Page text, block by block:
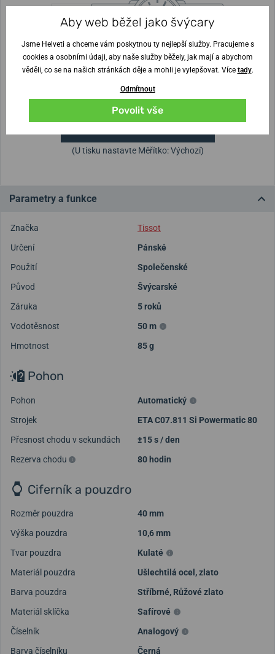
Šířka řemínku
20 mm
Výška pouzdra
10,6 mm
Průměr pouzdra
40 mm
Nejste si jisti velikostí?
Vytisknout vzory velikostí
(U tisku nastavte Měřítko: Výchozí)
Parametry a funkce
Značka
Tissot
Určení
Pánské
Použití
Společenské
Původ
Švýcarské
Záruka
5 roků
Vodotěsnost
50 m
Hmotnost
85 g
Pohon
Pohon
Automatický
Strojek
ETA C07.811 Si Powermatic 80
Přesnost chodu v sekundách
±15 s / den
Rezerva chodu
80 hodin
Ciferník a pouzdro
Rozměr pouzdra
40 mm
Výška pouzdra
10,6 mm
Tvar pouzdra
Kulaté
Materiál pouzdra
Ušlechtilá ocel, zlato
Barva pouzdra
Stříbrné, Růžové zlato
Materiál sklíčka
Safírové
Číselník
Analogový
Barva číselníku
Černá
Aby web běžel jako švýcary
Jsme Helveti a chceme vám poskytnou ty nejlepší služby. Pracujeme s
cookies a osobními údaji, aby naše služby běžely, jak mají a abychom
věděli, co se na našich stránkách děje a mohli je vylepšovat. Více tady.
Odmítnout
Povolit vše